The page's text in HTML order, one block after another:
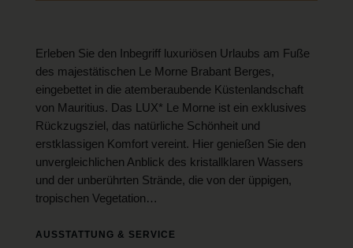
Erleben Sie den Inbegriff luxuriösen Urlaubs am Fuße
des majestätischen Le Morne Brabant Berges,
eingebettet in die atemberaubende Küstenlandschaft
von Mauritius. Das LUX* Le Morne ist ein exklusives
Rückzugsziel, das natürliche Schönheit und
erstklassigen Komfort vereint. Hier genießen Sie den
unvergleichlichen Anblick des kristallklaren Wassers
und der unberührten Strände, die von der üppigen,
tropischen Vegetation…
AUSSTATTUNG & SERVICE